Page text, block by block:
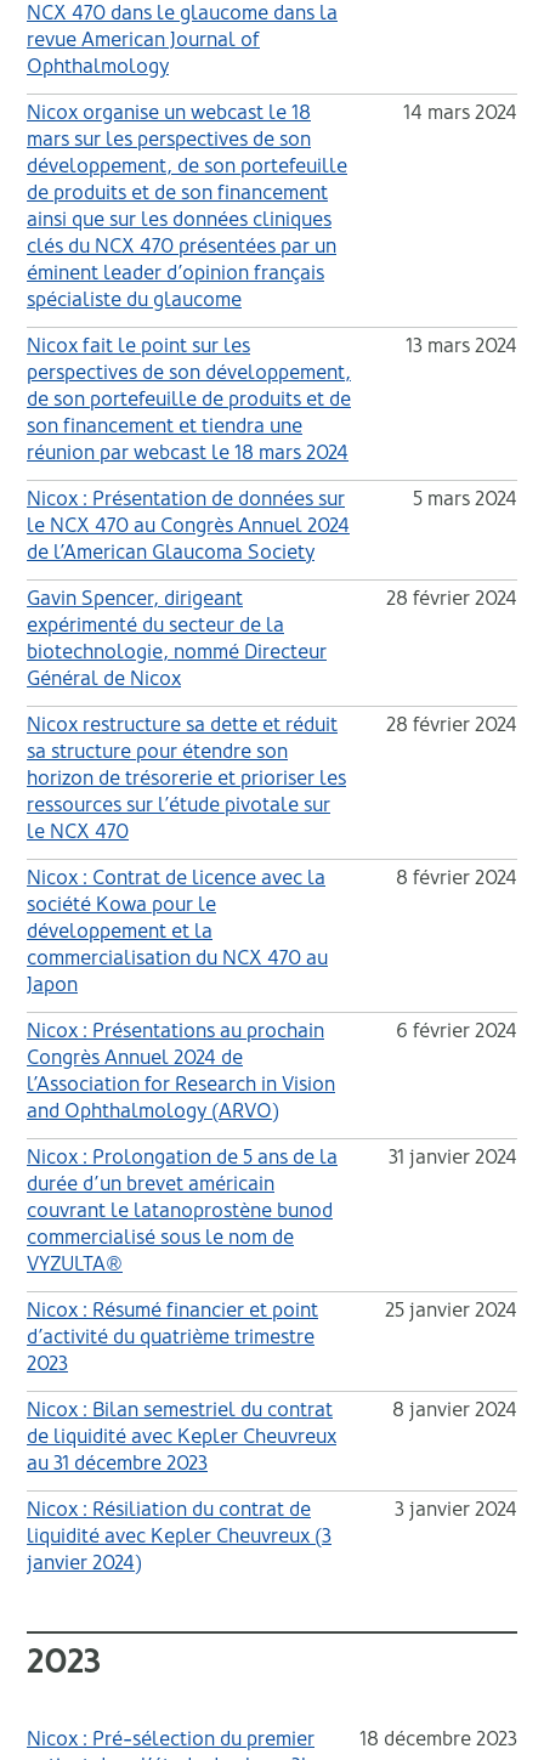
NCX 470 dans le glaucome dans la
revue American Journal of
Ophthalmology
Nicox organise un webcast le 18
mars sur les perspectives de son
développement, de son portefeuille
de produits et de son financement
ainsi que sur les données cliniques
clés du NCX 470 présentées par un
éminent leader d’opinion français
spécialiste du glaucome
14 mars 2024
Nicox fait le point sur les
perspectives de son développement,
de son portefeuille de produits et de
son financement et tiendra une
réunion par webcast le 18 mars 2024
13 mars 2024
Nicox : Présentation de données sur
le NCX 470 au Congrès Annuel 2024
de l’American Glaucoma Society
5 mars 2024
Gavin Spencer, dirigeant
expérimenté du secteur de la
biotechnologie, nommé Directeur
Général de Nicox
28 février 2024
Nicox restructure sa dette et réduit
sa structure pour étendre son
horizon de trésorerie et prioriser les
ressources sur l’étude pivotale sur
le NCX 470
28 février 2024
Nicox : Contrat de licence avec la
société Kowa pour le
développement et la
commercialisation du NCX 470 au
Japon
8 février 2024
Nicox : Présentations au prochain
Congrès Annuel 2024 de
l’Association for Research in Vision
and Ophthalmology (ARVO)
6 février 2024
Nicox : Prolongation de 5 ans de la
durée d’un brevet américain
couvrant le latanoprostène bunod
commercialisé sous le nom de
VYZULTA®
31 janvier 2024
Nicox : Résumé financier et point
d’activité du quatrième trimestre
2023
25 janvier 2024
Nicox : Bilan semestriel du contrat
de liquidité avec Kepler Cheuvreux
au 31 décembre 2023
8 janvier 2024
Nicox : Résiliation du contrat de
liquidité avec Kepler Cheuvreux (3
janvier 2024)
3 janvier 2024
2023
Nicox : Pré-sélection du premier
18 décembre 2023